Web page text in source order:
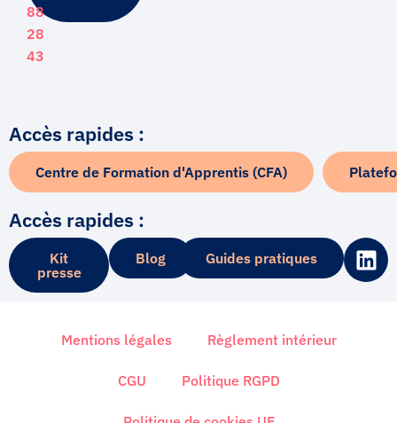
88
28
43
Accès rapides :
Centre de Formation d'Apprentis (CFA)
Accès rapides :
Kit
presse
Blog Guides pratiques L
i
Mentions légales Règlement intérieur
CGU Politique RGPD